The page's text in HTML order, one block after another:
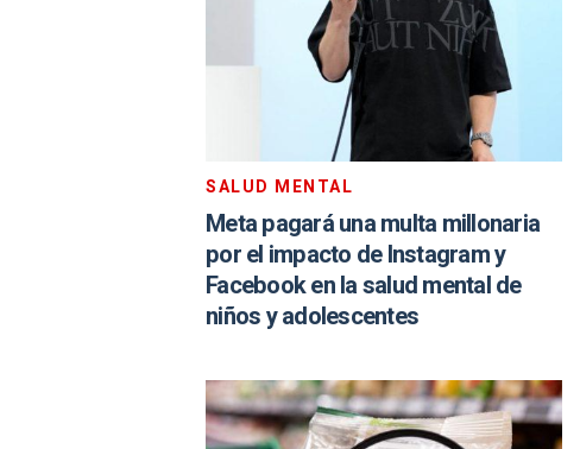
SALUD MENTAL
Meta pagará una multa millonaria
por el impacto de Instagram y
Facebook en la salud mental de
niños y adolescentes